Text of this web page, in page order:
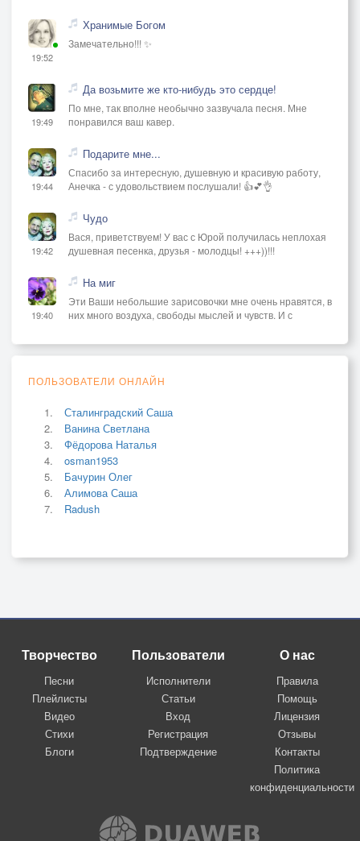
19:52
Хранимые Богом
Замечательно!!! ✨
19:49
Да возьмите же кто-нибудь это сердце!
По мне, так вполне необычно зазвучала песня. Мне
понравился ваш кавер.
19:44
Подарите мне...
Спасибо за интересную, душевную и красивую работу,
Анечка - с удовольствием послушали! 👍💕👌
19:42
Чудо
Вася, приветствуем! У вас с Юрой получилась неплохая
душевная песенка, друзья - молодцы! +++))!!!
19:40
На миг
Эти Ваши небольшие зарисовочки мне очень нравятся, в
них много воздуха, свободы мыслей и чувств. И с
ПОЛЬЗОВАТЕЛИ ОНЛАЙН
Сталинградский Саша
Ванина Светлана
Фёдорова Наталья
osman1953
Бачурин Олег
Алимова Саша
Radush
Творчество
Песни
Плейлисты
Видео
Стихи
Блоги
Пользователи
Исполнители
Статьи
Вход
Регистрация
Подтверждение
О нас
Правила
Помощь
Лицензия
Отзывы
Контакты
Политика
конфиденциальности